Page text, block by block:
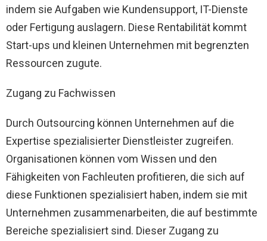
indem sie Aufgaben wie Kundensupport, IT-Dienste
oder Fertigung auslagern. Diese Rentabilität kommt
Start-ups und kleinen Unternehmen mit begrenzten
Ressourcen zugute.
Zugang zu Fachwissen
Durch Outsourcing können Unternehmen auf die
Expertise spezialisierter Dienstleister zugreifen.
Organisationen können vom Wissen und den
Fähigkeiten von Fachleuten profitieren, die sich auf
diese Funktionen spezialisiert haben, indem sie mit
Unternehmen zusammenarbeiten, die auf bestimmte
Bereiche spezialisiert sind. Dieser Zugang zu